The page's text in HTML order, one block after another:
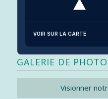
VOIR SUR LA CARTE
GALERIE DE
Visionner